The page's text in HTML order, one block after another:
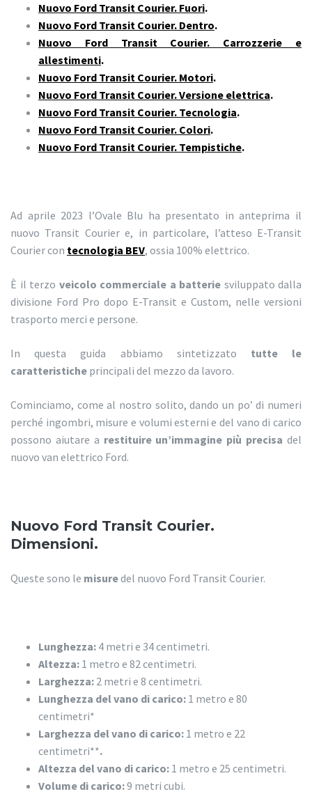
Nuovo Ford Transit Courier. Fuori.
Nuovo Ford Transit Courier. Dentro.
Nuovo Ford Transit Courier. Carrozzerie e
allestimenti.
Nuovo Ford Transit Courier. Motori.
Nuovo Ford Transit Courier. Versione elettrica.
Nuovo Ford Transit Courier. Tecnologia.
Nuovo Ford Transit Courier. Colori.
Nuovo Ford Transit Courier. Tempistiche.
Ad aprile 2023 l’Ovale Blu ha presentato in anteprima il
nuovo Transit Courier e, in particolare, l’atteso E-Transit
Courier con tecnologia BEV, ossia 100% elettrico.
È il terzo veicolo commerciale a batterie sviluppato dalla
divisione Ford Pro dopo E-Transit e Custom, nelle versioni
trasporto merci e persone.
In questa guida abbiamo sintetizzato tutte le
caratteristiche principali del mezzo da lavoro.
Cominciamo, come al nostro solito, dando un po’ di numeri
perché ingombri, misure e volumi esterni e del vano di carico
possono aiutare a restituire un’immagine più precisa del
nuovo van elettrico Ford.
Nuovo Ford Transit Courier.
Dimensioni.
Queste sono le misuredel nuovo Ford Transit Courier.
Lunghezza: 4 metri e 34 centimetri.
Altezza: 1 metro e 82 centimetri.
Larghezza: 2 metri e 8 centimetri.
Lunghezza del vano di carico: 1 metro e 80
centimetri*
Larghezza del vano di carico: 1 metro e 22
centimetri**.
Altezza del vano di carico: 1 metro e 25 centimetri.
Volume di carico:9 metri cubi.